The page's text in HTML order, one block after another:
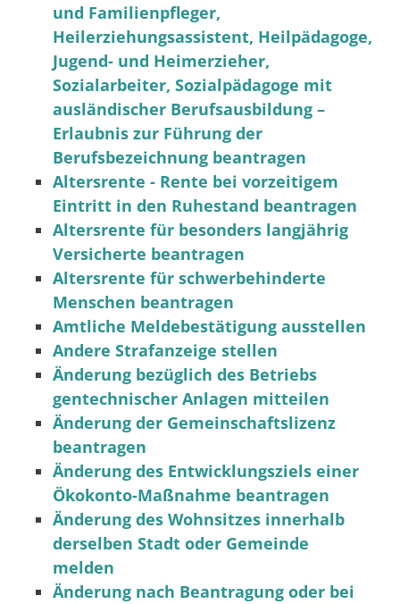
und Familienpfleger,
Heilerziehungsassistent, Heilpädagoge,
Jugend- und Heimerzieher,
Sozialarbeiter, Sozialpädagoge mit
ausländischer Berufsausbildung –
Erlaubnis zur Führung der
Berufsbezeichnung beantragen
Altersrente - Rente bei vorzeitigem
Eintritt in den Ruhestand beantragen
Altersrente für besonders langjährig
Versicherte beantragen
Altersrente für schwerbehinderte
Menschen beantragen
Amtliche Meldebestätigung ausstellen
Andere Strafanzeige stellen
Änderung bezüglich des Betriebs
gentechnischer Anlagen mitteilen
Änderung der Gemeinschaftslizenz
beantragen
Änderung des Entwicklungsziels einer
Ökokonto-Maßnahme beantragen
Änderung des Wohnsitzes innerhalb
derselben Stadt oder Gemeinde
melden
Änderung nach Beantragung oder bei